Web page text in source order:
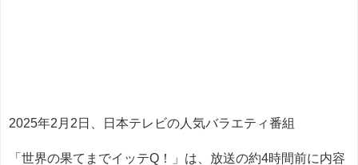
2025年2月2日、日本テレビの人気バラエティ番組
「世界の果てまでイッテQ！」は、放送の約4時間前に内容